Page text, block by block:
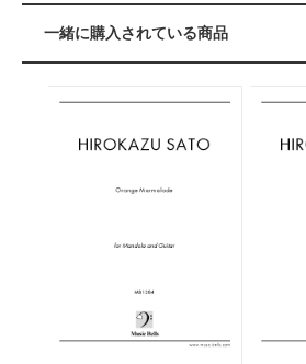
一緒に購入されている商品